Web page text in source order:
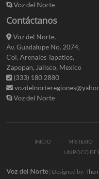
Voz del Norte
Contáctanos
Voz del Norte,
Av. Guadalupe No. 2074,
Col. Arenales Tapatios,
Zapopan, Jalisco, Mexico
(333) 180 2880
Voz del Norte
INICIO MISTERIO
UN POCO DE
Voz del Norte | Designed by: